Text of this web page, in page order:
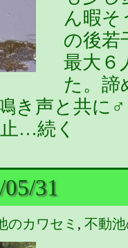
ん暇
の後若
最大６
た。諦
き声と共に
…続く
31
のカワセミ , 不動